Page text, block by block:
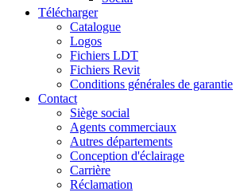
Télécharger
Catalogue
Logos
Fichiers LDT
Fichiers Revit
Conditions générales de garantie
Contact
Siège social
Agents commerciaux
Autres départements
Conception d'éclairage
Carrière
Réclamation